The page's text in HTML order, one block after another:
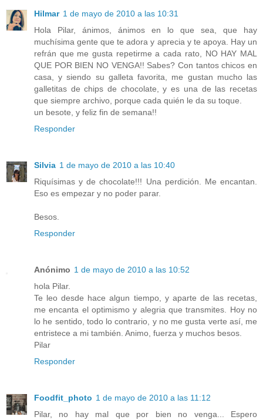
Hilmar 1 de mayo de 2010 a las 10:31
Hola Pilar, ánimos, ánimos en lo que sea, que hay
muchísima gente que te adora y aprecia y te apoya. Hay un
refrán que me gusta repetirme a cada rato, NO HAY MAL
QUE POR BIEN NO VENGA!! Sabes? Con tantos chicos en
casa, y siendo su galleta favorita, me gustan mucho las
galletitas de chips de chocolate, y es una de las recetas
que siempre archivo, porque cada quién le da su toque.
un besote, y feliz fin de semana!!
Responder
Silvia 1 de mayo de 2010 a las 10:40
Riquísimas y de chocolate!!! Una perdición. Me encantan.
Eso es empezar y no poder parar.
Besos.
Responder
Anónimo 1 de mayo de 2010 a las 10:52
hola Pilar.
Te leo desde hace algun tiempo, y aparte de las recetas,
me encanta el optimismo y alegria que transmites. Hoy no
lo he sentido, todo lo contrario, y no me gusta verte así, me
entristece a mi también. Animo, fuerza y muchos besos.
Pilar
Responder
Foodfit_photo 1 de mayo de 2010 a las 11:12
Pilar, no hay mal que por bien no venga... Espero